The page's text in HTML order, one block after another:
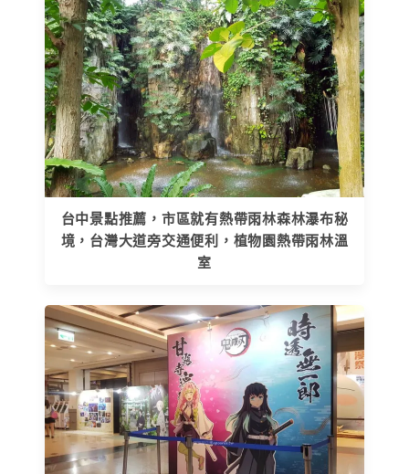
台中景點推薦，市區就有熱帶雨林森林瀑布秘
境，台灣大道旁交通便利，植物園熱帶雨林溫
室